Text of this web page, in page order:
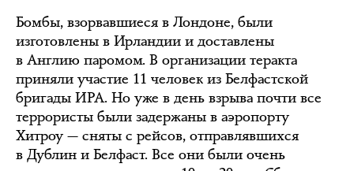
Бомбы, взорвавшиеся в Лондоне, были
изготовлены в Ирландии и доставлены
в Англию паромом. В организации теракта
приняли участие 11 человек из Белфастской
бригады ИРА. Но уже в день взрыва почти все
террористы были задержаны в аэропорту
Хитроу — сняты с рейсов, отправлявшихся
в Дублин и Белфаст. Все они были очень